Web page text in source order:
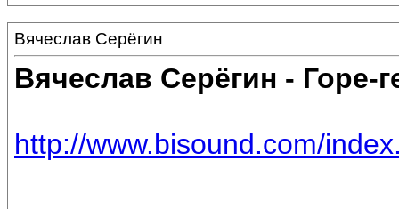
Вячеслав Серёгин
Вячеслав Серёгин - Горе-
http://www.bisound.com/